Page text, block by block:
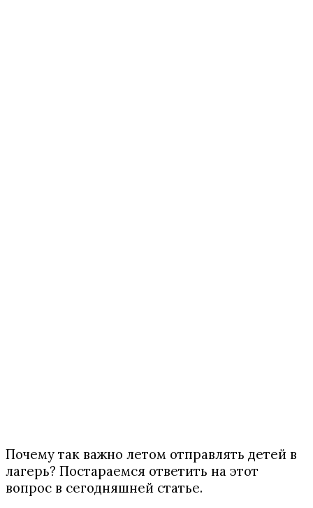
Почему так важно летом отправлять детей в
лагерь? Постараемся ответить на этот
вопрос в сегодняшней статье.